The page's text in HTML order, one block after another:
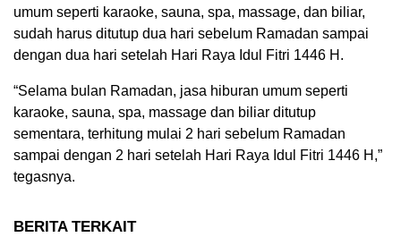
umum seperti karaoke, sauna, spa, massage, dan biliar,
sudah harus ditutup dua hari sebelum Ramadan sampai
dengan dua hari setelah Hari Raya Idul Fitri 1446 H.
“Selama bulan Ramadan, jasa hiburan umum seperti
karaoke, sauna, spa, massage dan biliar ditutup
sementara, terhitung mulai 2 hari sebelum Ramadan
sampai dengan 2 hari setelah Hari Raya Idul Fitri 1446 H,”
tegasnya.
BERITA TERKAIT